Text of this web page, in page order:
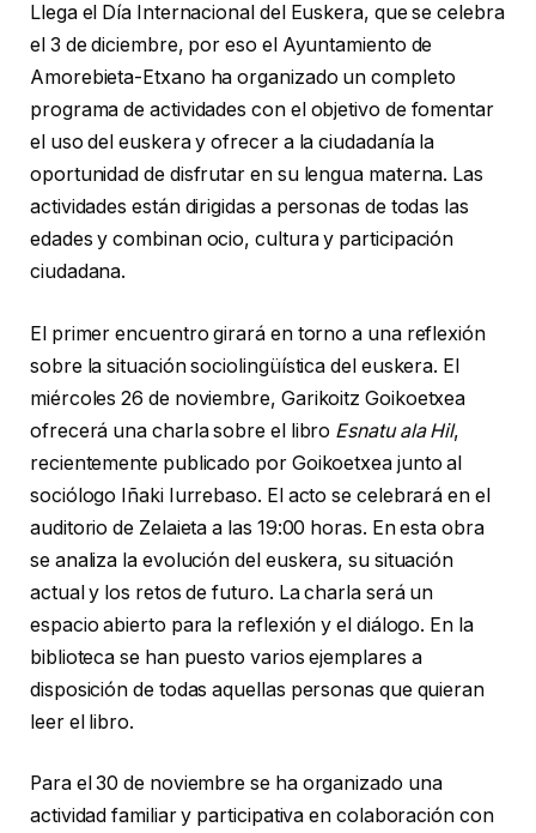
Llega el Día Internacional del Euskera, que se celebra
el 3 de diciembre, por eso el Ayuntamiento de
Amorebieta-Etxano ha organizado un completo
programa de actividades con el objetivo de fomentar
el uso del euskera y ofrecer a la ciudadanía la
oportunidad de disfrutar en su lengua materna. Las
actividades están dirigidas a personas de todas las
edades y combinan ocio, cultura y participación
ciudadana.
El primer encuentro girará en torno a una reflexión
sobre la situación sociolingüística del euskera. El
miércoles 26 de noviembre, Garikoitz Goikoetxea
ofrecerá una charla sobre el libro Esnatu ala Hil,
recientemente publicado por Goikoetxea junto al
sociólogo Iñaki Iurrebaso. El acto se celebrará en el
auditorio de Zelaieta a las 19:00 horas. En esta obra
se analiza la evolución del euskera, su situación
actual y los retos de futuro. La charla será un
espacio abierto para la reflexión y el diálogo. En la
biblioteca se han puesto varios ejemplares a
disposición de todas aquellas personas que quieran
leer el libro.
Para el 30 de noviembre se ha organizado una
actividad familiar y participativa en colaboración con